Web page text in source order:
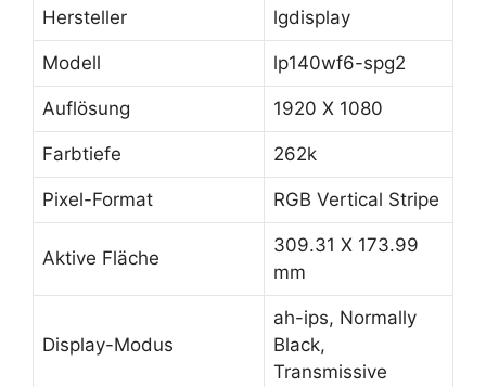
Hersteller lgdisplay
Modell lp140wf6-spg2
Auflösung 1920 X 1080
Farbtiefe 262k
Pixel-Format RGB Vertical Stripe
Aktive Fläche
309.31 X 173.99
mm
Display-Modus
ah-ips, Normally
Black,
Transmissive